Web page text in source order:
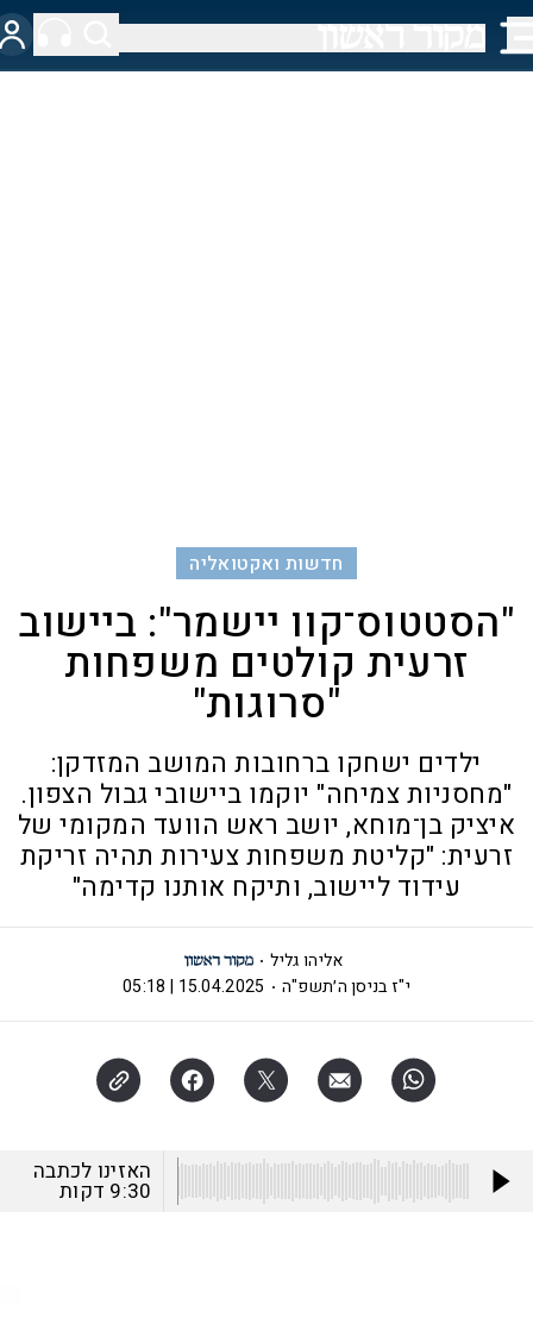
חדשות ואקטואליה
"הסטטוס־קוו יישמר": ביישוב
זרעית קולטים משפחות
"סרוגות"
ילדים ישחקו ברחובות המושב המזדקן:
"מחסניות צמיחה" יוקמו ביישובי גבול הצפון.
איציק בן־מוחא, יושב ראש הוועד המקומי של
זרעית: "קליטת משפחות צעירות תהיה זריקת
עידוד ליישוב, ותיקח אותנו קדימה"
אליהו גליל
י"ז בניסן ה׳תשפ"ה
15.04.2025 | 05:18
האזינו לכתבה
9:30 דקות